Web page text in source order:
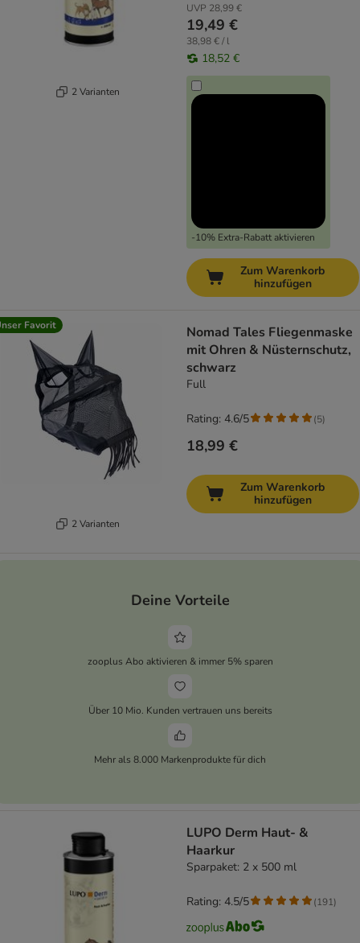
2 Varianten
UVP 28,99 €
19,49 €
38,98 € / l
18,52 €
-10% Extra-Rabatt aktivieren
Zum Warenkorb
hinzufügen
Favorit
2 Varianten
Nomad Tales Fliegenmaske
mit Ohren & Nüsternschutz,
schwarz
Full
18,99 €
Rating: 4.6/5 (5)
Zum Warenkorb
hinzufügen
Deine Vorteile
zooplus Abo aktivieren & immer 5% sparen
Über 10 Mio. Kunden vertrauen uns bereits
Mehr als 8.000 Markenprodukte für dich
LUPO Derm Haut- &
Haarkur
Sparpaket: 2 x 500 ml
Rating: 4.5/5 (191)